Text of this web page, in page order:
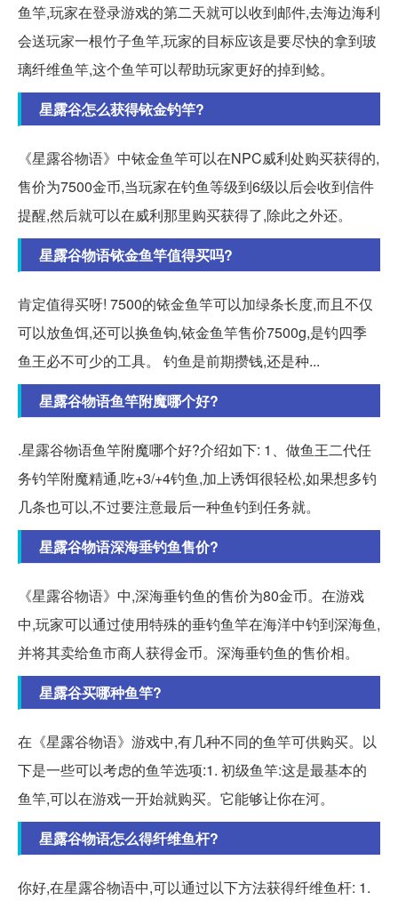
鱼竿,玩家在登录游戏的第二天就可以收到邮件,去海边海利
会送玩家一根竹子鱼竿,玩家的目标应该是要尽快的拿到玻
璃纤维鱼竿,这个鱼竿可以帮助玩家更好的掉到鲶。
星露谷怎么获得铱金钓竿?
《星露谷物语》中铱金鱼竿可以在NPC威利处购买获得的,
售价为7500金币,当玩家在钓鱼等级到6级以后会收到信件
提醒,然后就可以在威利那里购买获得了,除此之外还。
星露谷物语铱金鱼竿值得买吗?
肯定值得买呀! 7500的铱金鱼竿可以加绿条长度,而且不仅
可以放鱼饵,还可以换鱼钩,铱金鱼竿售价7500g,是钓四季
鱼王必不可少的工具。 钓鱼是前期攒钱,还是种...
星露谷物语鱼竿附魔哪个好?
.星露谷物语鱼竿附魔哪个好?介绍如下: 1、做鱼王二代任
务钓竿附魔精通,吃+3/+4钓鱼,加上诱饵很轻松,如果想多钓
几条也可以,不过要注意最后一种鱼钓到任务就。
星露谷物语深海垂钓鱼售价?
《星露谷物语》中,深海垂钓鱼的售价为80金币。在游戏
中,玩家可以通过使用特殊的垂钓鱼竿在海洋中钓到深海鱼,
并将其卖给鱼市商人获得金币。深海垂钓鱼的售价相。
星露谷买哪种鱼竿?
在《星露谷物语》游戏中,有几种不同的鱼竿可供购买。以
下是一些可以考虑的鱼竿选项:1. 初级鱼竿:这是最基本的
鱼竿,可以在游戏一开始就购买。它能够让你在河。
星露谷物语怎么得纤维鱼杆?
你好,在星露谷物语中,可以通过以下方法获得纤维鱼杆: 1.